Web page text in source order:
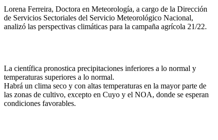
Lorena Ferreira, Doctora en Meteorología, a cargo de la Dirección
de Servicios Sectoriales del Servicio Meteorológico Nacional,
analizó las perspectivas climáticas para la campaña agrícola 21/22.
La científica pronostica precipitaciones inferiores a lo normal y
temperaturas superiores a lo normal.
Habrá un clima seco y con altas temperaturas en la mayor parte de
las zonas de cultivo, excepto en Cuyo y el NOA, donde se esperan
condiciones favorables.